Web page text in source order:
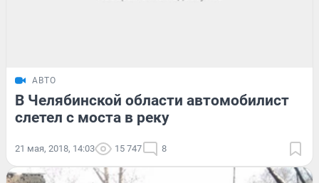
АВТО
В Челябинской области автомобилист
слетел с моста в реку
21 мая, 2018, 14:03 15 747 8